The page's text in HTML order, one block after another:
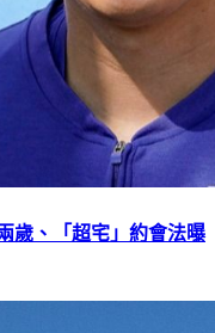
歲、「超宅」約會法曝